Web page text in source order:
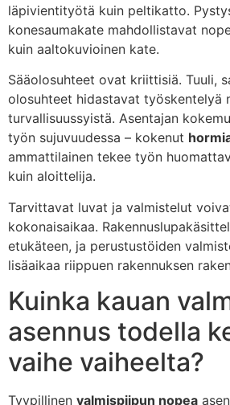
läpivientityötä kuin peltikatto.
konesaumakate mahdollistavat
kuin aaltokuvioinen kate.
Sääolosuhteet ovat kriittisiä. Tuuli,
olosuhteet hidastavat työskentelyä
turvallisuussyistä. Asentajan
työn sujuvuudessa – kokenut
ammattilainen tekee työn
kuin aloittelija.
Tarvittavat luvat ja valmistelut
kokonaisaikaa.
etukäteen, ja perustustöiden
lisäaikaa riippuen rakennuksen
Kuinka kauan
asennus todella
vaihe vaiheelta?
Tyypillinen valmispiipun nopea